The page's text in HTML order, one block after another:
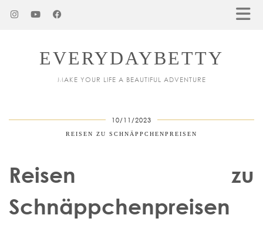
EVERYDAYBETTY
MAKE YOUR LIFE A BEAUTIFUL ADVENTURE
10/11/2023
REISEN ZU SCHNÄPPCHENPREISEN
Reisen zu
Schnäppchenpreisen